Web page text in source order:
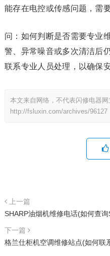
能存在电控或传感问题，需要
问：如何判断是否需要专业
警、异常噪音或多次清洁后
联系专业人员处理，以确保
本文来自网络，不代表闪修电器网
http://fsluxin.com/archives/96127
上一篇
SHARP油烟机维修电话(如何查
下一篇
格兰仕柜机空调维修站点(如何联